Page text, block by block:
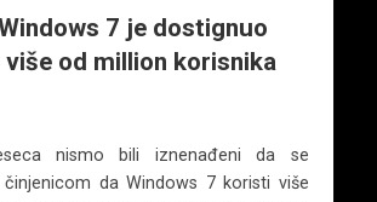
7 je dostignuo
više od million korisnika
nismo bili iznenađeni da se
da Windows 7 koristi više